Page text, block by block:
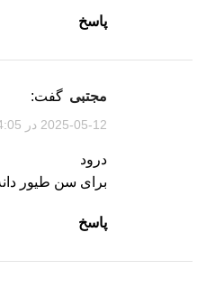
پاسخ
مجتبی گفت:
2025-05-12 در 14:05
درود
برای سن طیور
پاسخ